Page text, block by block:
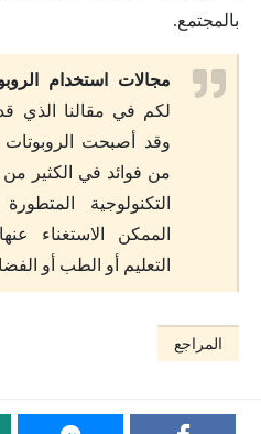
بالمجتمع.
مجالات استخدام
لكم في مقالنا الذي
وقد أصبحت
من فوائد في الكثير من
التكنولوجية
الممكن الاستغناء
التعليم أو الطب أو
المراجع